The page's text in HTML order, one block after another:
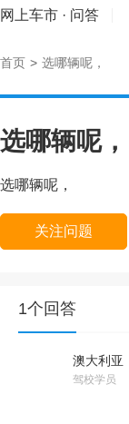
网上车市 · 问答
首页 > 选哪辆呢，
选哪辆呢，
选哪辆呢，
关注问题
1个回答
澳大利亚
驾校学员